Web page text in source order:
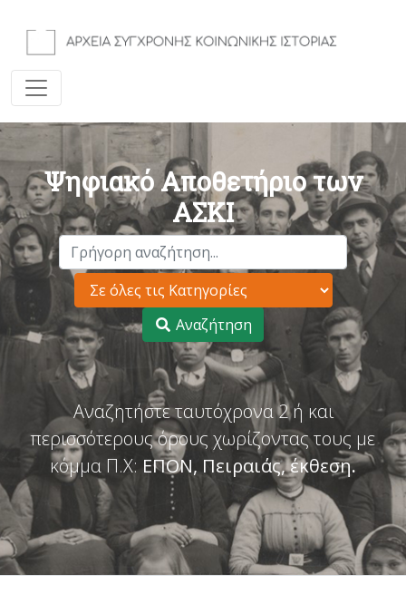
Ψηφιακό Αποθετήριο των
ΑΣΚΙ
Αναζήτηση
Αναζητήστε ταυτόχρονα 2 ή και
περισσότερους όρους χωρίζοντας τους με
κόμμα Π.Χ: ΕΠΟΝ, Πειραιάς, έκθεση.